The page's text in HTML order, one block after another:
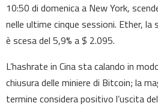
10:50 di domenica a New York,
nelle ultime cinque sessioni. Ether,
è scesa del 5,9% a $ 2.095.
L’hashrate in Cina sta calando in
chiusura delle miniere di Bitcoin; la
termine considera positivo l’uscita